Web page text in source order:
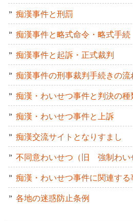
痴漢事件と刑罰
痴漢事件と略式命令・略式手続
痴漢事件と起訴・正式裁判
痴漢事件の刑事裁判手続きの流
痴漢・わいせつ事件と判決の
痴漢・わいせつ事件と上訴
痴漢交流サイトとなりすまし
不同意わいせつ（旧 強制わい
痴漢・わいせつ事件に関連する
各地の迷惑防止条例